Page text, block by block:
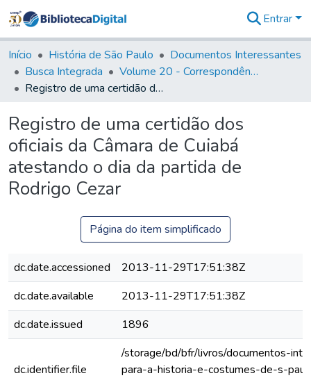
&
Coleções
Tudo na
Biblioteca
Estatísticas
Entrar
Início História de São Paulo
Documentos Interessantes
Busca Integrada
Volume 20 - Correspondência interna do Governador Rodrigo Cezar de Menezes: 1721- 1728
Registro de uma certidão dos oficiais da Câmara de Cuiabá atestando o dia da partida de Rodrigo Cezar
Registro de uma certidão dos
oficiais da Câmara de Cuiabá
atestando o dia da partida de
Rodrigo Cezar
Página do item simplificado
dc.date.accessioned
2013-11-29T17:51:38Z
dc.date.available
2013-11-29T17:51:38Z
dc.date.issued
1896
dc.identifier.file
/storage/bd/bfr/livros/documentos-
para-a-historia-e-costumes-de-s-